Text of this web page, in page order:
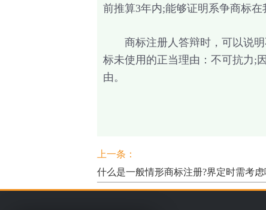
前推算3年内;能够证明系争商标在
商标注册人答辩时，可以说明
标未使用的正当理由：不可抗力;
由。
上一条：
什么是一般情形商标注册?界定时需考